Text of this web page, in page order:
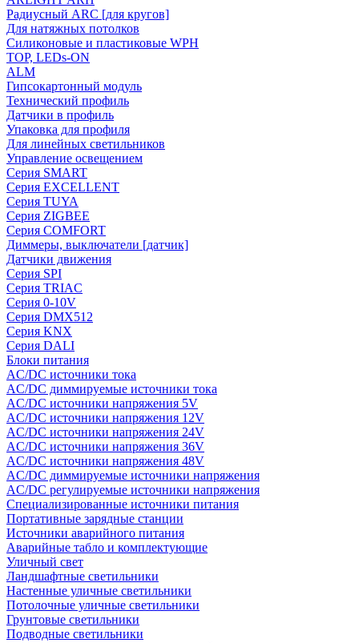
Радиусный ARC [для кругов]
Для натяжных потолков
Силиконовые и пластиковые WPH
TOP, LEDs-ON
ALM
Гипсокартонный модуль
Технический профиль
Датчики в профиль
Упаковка для профиля
Для линейных светильников
Управление освещением
Серия SMART
Серия EXCELLENT
Серия TUYA
Серия ZIGBEE
Серия COMFORT
Диммеры, выключатели [датчик]
Датчики движения
Серия SPI
Серия TRIAC
Серия 0-10V
Серия DMX512
Серия KNX
Серия DALI
Блоки питания
AC/DC источники тока
AC/DC диммируемые источники тока
AC/DC источники напряжения 5V
AC/DC источники напряжения 12V
AC/DC источники напряжения 24V
AC/DC источники напряжения 36V
AC/DC источники напряжения 48V
AC/DC диммируемые источники напряжения
AC/DC регулируемые источники напряжения
Специализированные источники питания
Портативные зарядные станции
Источники аварийного питания
Аварийные табло и комплектующие
Уличный свет
Ландшафтные светильники
Настенные уличные светильники
Потолочные уличные светильники
Грунтовые светильники
Подводные светильники